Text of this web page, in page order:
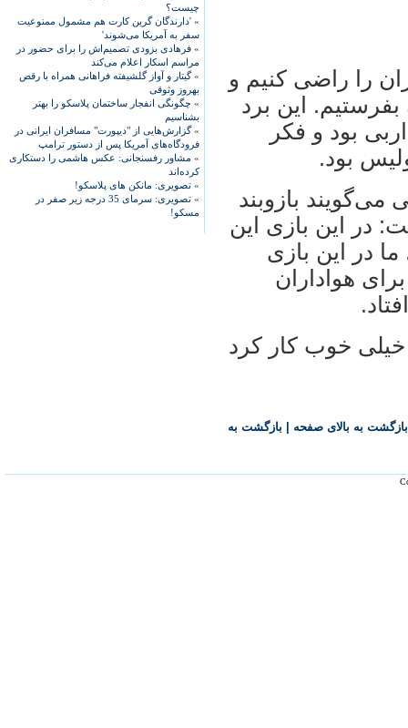
چیست؟
» 'دارندگان گرین کارت هم مشمول ممنوعیت
سفر به آمریکا می‌شوند'
» فرهادی بزودی تصمیم‌اش را برای حضور در
مراسم اسکار اعلام می‌کند
»گیتار و آواز گلشیفته فراهانی همراه با رقص
بهروز وثوقی
» چگونگی انفجار ساختمان پلاسکو را بهتر
بشناسیم
»گزارش‌هایی از "دیپورت" مسافران ایرانی در
فرودگاه‌های آمریکا پس از دستور ترامپ
» مشاور رفسنجانی: عکس هاشمی را دستکاری
کرده‌اند
» تصویری: مانکن های پلاسکو!
»
تصویری: سرمای 35 درجه زیر صفر در
مسکو!
را راضی کنيم و
بفرستيم. اين برد
بود و فکر
بود.
بازوبند
در اين بازی اين
در اين بازی
هواداران
خيلی خوب کار کرد
بازگشت به بالای صفحه بازگشت به